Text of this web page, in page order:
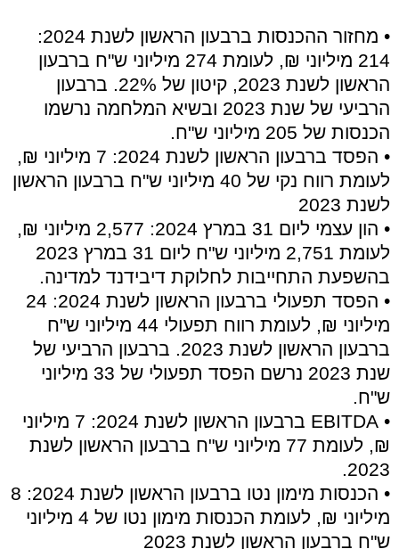
• מחזור ההכנסות ברבעון הראשון לשנת 2024:
214 מיליוני ₪, לעומת 274 מיליוני ש"ח ברבעון
הראשון לשנת 2023, קיטון של 22%. ברבעון
הרביעי של שנת 2023 ובשיא המלחמה נרשמו
הכנסות של 205 מיליוני ש"ח.
• הפסד ברבעון הראשון לשנת 2024: 7 מיליוני ₪,
לעומת רווח נקי של 40 מיליוני ש"ח ברבעון הראשון
לשנת 2023
• הון עצמי ליום 31 במרץ 2024: 2,577 מיליוני ₪,
לעומת 2,751 מיליוני ש"ח ליום 31 במרץ 2023
בהשפעת התחייבות לחלוקת דיבידנד למדינה.
• הפסד תפעולי ברבעון הראשון לשנת 2024: 24
מיליוני ₪, לעומת רווח תפעולי 44 מיליוני ש"ח
ברבעון הראשון לשנת 2023. ברבעון הרביעי של
שנת 2023 נרשם הפסד תפעולי של 33 מיליוני
ש"ח.
• EBITDA ברבעון הראשון לשנת 2024: 7 מיליוני
₪, לעומת 77 מיליוני ש"ח ברבעון הראשון לשנת
2023.
• הכנסות מימון נטו ברבעון הראשון לשנת 2024: 8
מיליוני ₪, לעומת הכנסות מימון נטו של 4 מיליוני
ש"ח ברבעון הראשון לשנת 2023